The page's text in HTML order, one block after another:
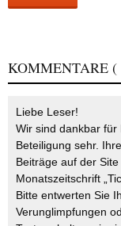
KOMMENTARE (
Liebe Leser!
Wir sind dankbar
Beteiligung sehr.
Beiträge auf der
Monatszeitschrift
Bitte entwerten Sie
Verunglimpfungen